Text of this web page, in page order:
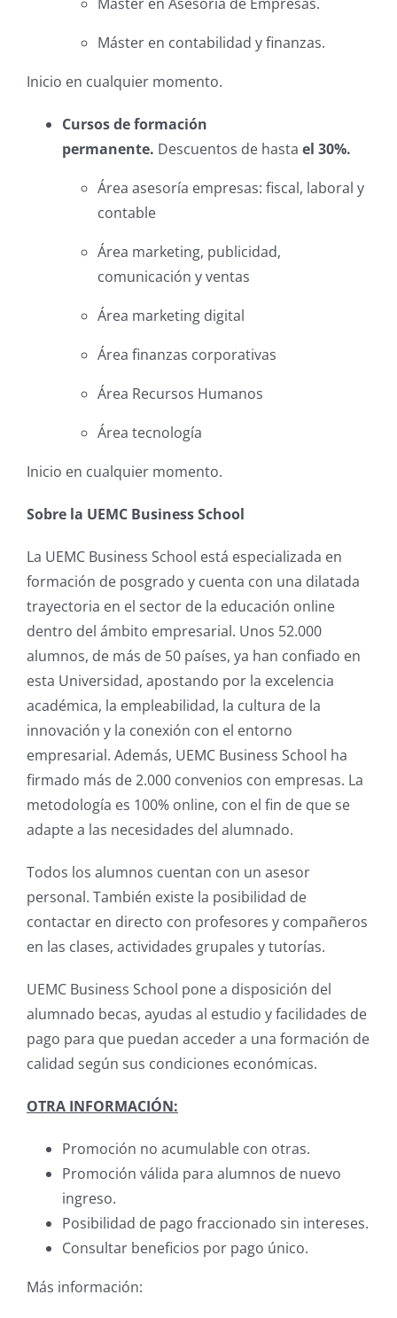
Máster en contabilidad y finanzas.
Inicio en cualquier momento.
Cursos de formación
permanente. Descuentos de hasta el 30%.
Área asesoría empresas: fiscal, laboral y
contable
Área marketing, publicidad,
comunicación y ventas
Área marketing digital
Área finanzas corporativas
Área Recursos Humanos
Área tecnología
Inicio en cualquier momento.
Sobre la UEMC Business School
La UEMC Business School está especializada en
formación de posgrado y cuenta con una dilatada
trayectoria en el sector de la educación online
dentro del ámbito empresarial. Unos 52.000
alumnos, de más de 50 países, ya han confiado en
esta Universidad, apostando por la excelencia
académica, la empleabilidad, la cultura de la
innovación y la conexión con el entorno
empresarial. Además, UEMC Business School ha
firmado más de 2.000 convenios con empresas. La
metodología es 100% online, con el fin de que se
adapte a las necesidades del alumnado.
Todos los alumnos cuentan con un asesor
personal. También existe la posibilidad de
contactar en directo con profesores y compañeros
en las clases, actividades grupales y tutorías.
UEMC Business School pone a disposición del
alumnado becas, ayudas al estudio y facilidades de
pago para que puedan acceder a una formación de
calidad según sus condiciones económicas.
OTRA INFORMACIÓN:
Promoción no acumulable con otras.
Promoción válida para alumnos de nuevo
ingreso.
Posibilidad de pago fraccionado sin intereses.
Consultar beneficios por pago único.
Más información: